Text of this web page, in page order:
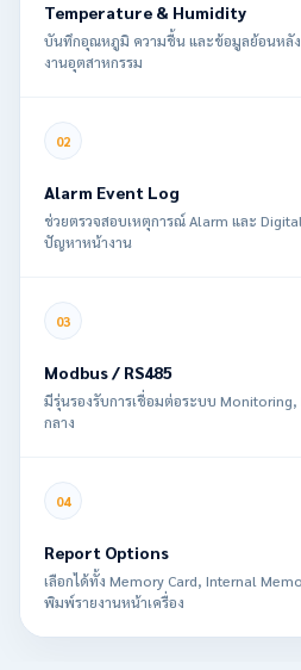
Temperature & Humidity
บันทึกอุณหภูมิ ความชื้น และข้อมูลย้อนหลัง
งานอุตสาหกรรม
Alarm Event Log
ช่วยตรวจสอบเหตุการณ์ Alarm และ
ปัญหาหน้างาน
Modbus / RS485
มีรุ่นรองรับการเชื่อมต่อระบบ
กลาง
Report Options
เลือกได้ทั้ง Memory Card, Internal
พิมพ์รายงานหน้าเครื่อง